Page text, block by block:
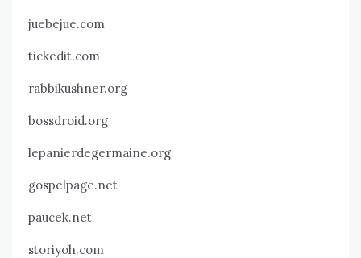
juebejue.com
tickedit.com
rabbikushner.org
bossdroid.org
lepanierdegermaine.org
gospelpage.net
paucek.net
storiyoh.com